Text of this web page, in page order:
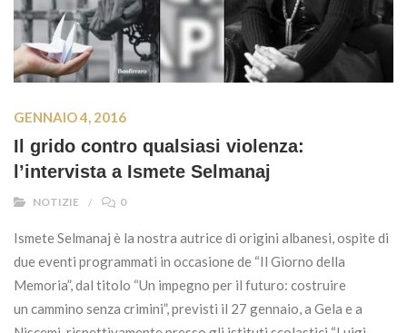
GENNAIO 4, 2016
Il grido contro qualsiasi violenza:
l’intervista a Ismete Selmanaj
NOTIZIE 0
Ismete Selmanaj è la nostra autrice di origini albanesi, ospite di
due eventi programmati in occasione de “Il Giorno della
Memoria”, dal titolo “Un impegno per il futuro: costruire
un cammino senza crimini”, previsti il 27 gennaio, a Gela e a